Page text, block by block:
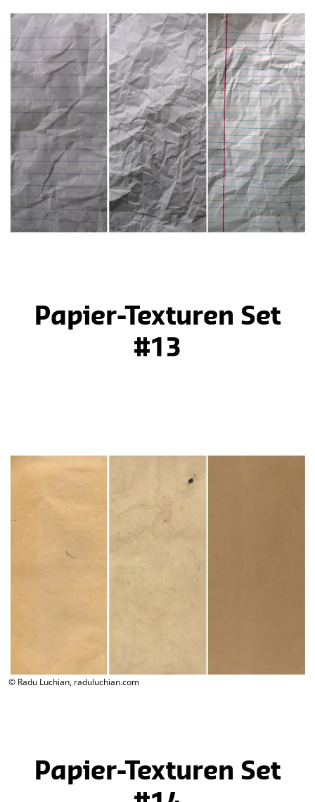
Papier-Texturen Set
#13
© Radu Luchian, raduluchian.com
Papier-Texturen Set